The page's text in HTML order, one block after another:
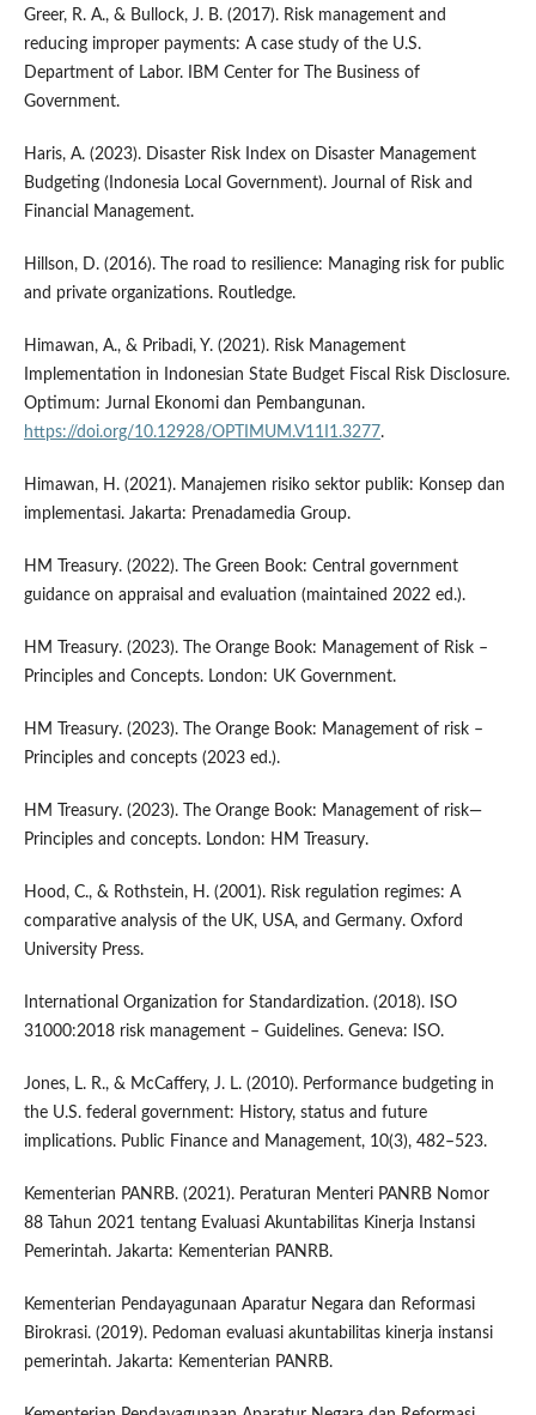
Greer, R. A., & Bullock, J. B. (2017). Risk management and
reducing improper payments: A case study of the U.S.
Department of Labor. IBM Center for The Business of
Government.
Haris, A. (2023). Disaster Risk Index on Disaster Management
Budgeting (Indonesia Local Government). Journal of Risk and
Financial Management.
Hillson, D. (2016). The road to resilience: Managing risk for public
and private organizations. Routledge.
Himawan, A., & Pribadi, Y. (2021). Risk Management
Implementation in Indonesian State Budget Fiscal Risk Disclosure.
Optimum: Jurnal Ekonomi dan Pembangunan.
https://doi.org/10.12928/OPTIMUM.V11I1.3277.
Himawan, H. (2021). Manajemen risiko sektor publik: Konsep dan
implementasi. Jakarta: Prenadamedia Group.
HM Treasury. (2022). The Green Book: Central government
guidance on appraisal and evaluation (maintained 2022 ed.).
HM Treasury. (2023). The Orange Book: Management of Risk –
Principles and Concepts. London: UK Government.
HM Treasury. (2023). The Orange Book: Management of risk –
Principles and concepts (2023 ed.).
HM Treasury. (2023). The Orange Book: Management of risk—
Principles and concepts. London: HM Treasury.
Hood, C., & Rothstein, H. (2001). Risk regulation regimes: A
comparative analysis of the UK, USA, and Germany. Oxford
University Press.
International Organization for Standardization. (2018). ISO
31000:2018 risk management – Guidelines. Geneva: ISO.
Jones, L. R., & McCaffery, J. L. (2010). Performance budgeting in
the U.S. federal government: History, status and future
implications. Public Finance and Management, 10(3), 482–523.
Kementerian PANRB. (2021). Peraturan Menteri PANRB Nomor
88 Tahun 2021 tentang Evaluasi Akuntabilitas Kinerja Instansi
Pemerintah. Jakarta: Kementerian PANRB.
Kementerian Pendayagunaan Aparatur Negara dan Reformasi
Birokrasi. (2019). Pedoman evaluasi akuntabilitas kinerja instansi
pemerintah. Jakarta: Kementerian PANRB.